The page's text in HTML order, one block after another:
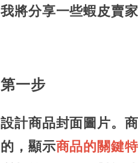
我將分享一些蝦皮賣
第一步
設計商品封面圖片。
的，顯示商品的關鍵